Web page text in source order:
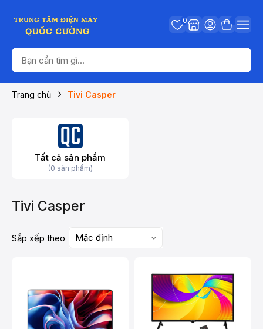
0
Trang chủ Tivi Casper
Tất cả sản phẩm
(0 sản phẩm)
Tivi Casper
Sắp xếp theo Mặc định